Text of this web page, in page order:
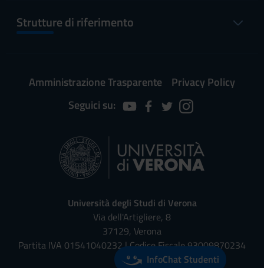
Strutture di riferimento
Amministrazione Trasparente
Privacy Policy
Seguici su:
Università degli Studi di Verona
Via dell'Artigliere, 8
37129, Verona
Partita IVA 01541040232 | Codice Fiscale 93009870234
InfoChat Studenti